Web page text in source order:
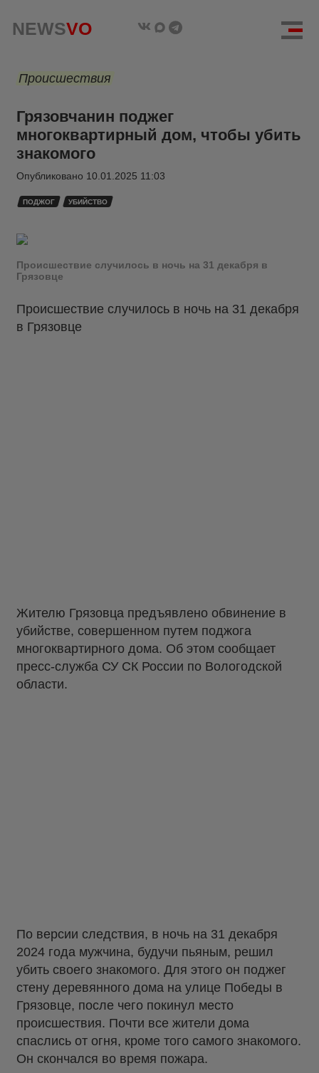
NEWSVO
Происшествия
Грязовчанин поджег
многоквартирный дом, чтобы убить
знакомого
Опубликовано 10.01.2025 11:03
ПОДЖОГ УБИЙСТВО
Происшествие случилось в ночь на 31 декабря в
Грязовце
Происшествие случилось в ночь на 31 декабря
в Грязовце
Жителю Грязовца предъявлено обвинение в
убийстве, совершенном путем поджога
многоквартирного дома. Об этом сообщает
пресс-служба СУ СК России по Вологодской
области.
По версии следствия, в ночь на 31 декабря
2024 года мужчина, будучи пьяным, решил
убить своего знакомого. Для этого он поджег
стену деревянного дома на улице Победы в
Грязовце, после чего покинул место
происшествия. Почти все жители дома
спаслись от огня, кроме того самого знакомого.
Он скончался во время пожара.